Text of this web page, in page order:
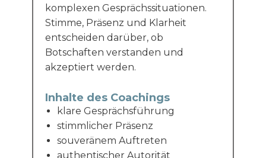
komplexen Gesprächssituationen.
Stimme, Präsenz und Klarheit
entscheiden darüber, ob
Botschaften verstanden und
akzeptiert werden.
Inhalte des Coachings
klare Gesprächsführung
stimmlicher Präsenz
souveränem Auftreten
authentischer Autorität